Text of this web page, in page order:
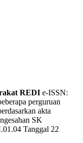
REDI e-ISSN:
perguruan
akta
SK
Tanggal 22